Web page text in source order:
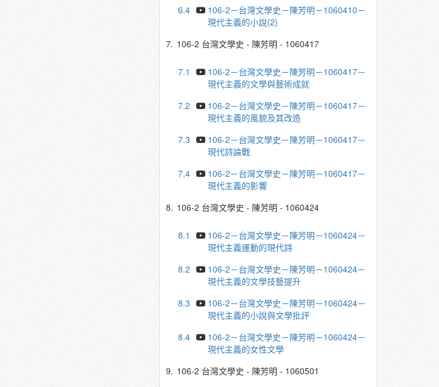
6.4
106-2－台灣文學史－陳芳明－1060410－
現代主義的小說(2)
7. 106-2 台灣文學史 - 陳芳明 - 1060417
7.1
106-2－台灣文學史－陳芳明－1060417－
現代主義的文學與藝術成就
7.2
106-2－台灣文學史－陳芳明－1060417－
現代主義的風貌及其改造
7.3
106-2－台灣文學史－陳芳明－1060417－
現代詩論戰
7.4
106-2－台灣文學史－陳芳明－1060417－
現代主義的影響
8. 106-2 台灣文學史 - 陳芳明 - 1060424
8.1
106-2－台灣文學史－陳芳明－1060424－
現代主義運動的現代詩
8.2
106-2－台灣文學史－陳芳明－1060424－
現代主義的文學技藝提升
8.3
106-2－台灣文學史－陳芳明－1060424－
現代主義的小說與文學批評
8.4
106-2－台灣文學史－陳芳明－1060424－
現代主義的女性文學
9. 106-2 台灣文學史 - 陳芳明 - 1060501